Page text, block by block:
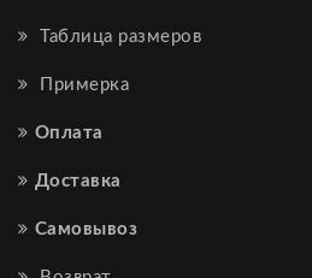
Таблица размеров
Примерка
Оплата
Доставка
Самовывоз